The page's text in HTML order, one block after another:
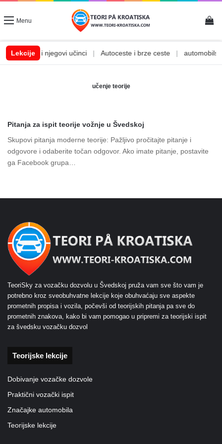
Menu
Lekcije
Alkohol i njegovi učinci | Autoceste i brze ceste | automobilske
učenje teorije
Pitanja za ispit teorije vožnje u Švedskoj
Skupovi pitanja moderne teorije: Pažljivo pročitajte pitanje i
odgovore i odaberite točan odgovor. Ako imate pitanje, postavite
ga Facebook grupa…
TeoriSky za vozačku dozvolu u Švedskoj pruža vam sve što vam je
potrebno kroz sveobuhvatne lekcije koje obuhvaćaju sve aspekte
prometnih propisa i vozila, počevši od teorijskih pitanja pa sve do
prometnih znakova, kako bi vam pomogao u pripremi za teorijski ispit
za švedsku vozačku dozvol
Teorijske lekcije
Dobivanje vozačke dozvole
Praktični vozački ispit
Značajke automobila
Teorijske lekcije